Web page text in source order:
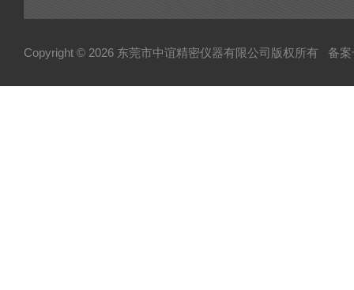
Copyright © 2026 东莞市中谊精密仪器有限公司版权所有 备案